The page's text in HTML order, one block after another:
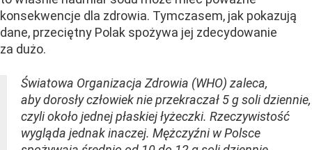
konsekwencje dla zdrowia. Tymczasem, jak pokazują
dane, przeciętny Polak spożywa jej zdecydowanie
za dużo.
Światowa Organizacja Zdrowia (WHO) zaleca,
aby dorosły człowiek nie przekraczał 5 g soli dziennie,
czyli około jednej płaskiej łyżeczki. Rzeczywistość
wygląda jednak inaczej. Mężczyźni w Polsce